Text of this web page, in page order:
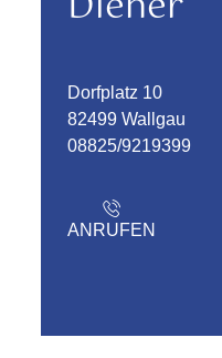
Dorfplatz 10
82499 Wallgau
08825/9219399
ANRUFEN